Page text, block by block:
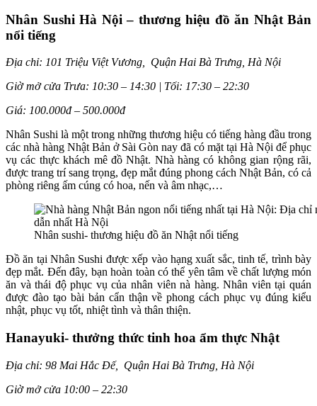
Nhân Sushi Hà Nội – thương hiệu đồ ăn Nhật Bản
nổi tiếng
Địa chỉ: 101 Triệu Việt Vương, Quận Hai Bà Trưng, Hà Nội
Giờ mở cửa Trưa: 10:30 – 14:30 | Tối: 17:30 – 22:30
Giá: 100.000đ – 500.000đ
Nhân Sushi là một trong những thương hiệu có tiếng hàng đầu trong
các nhà hàng Nhật Bản ở Sài Gòn nay đã có mặt tại Hà Nội để phục
vụ các thực khách mê đồ Nhật. Nhà hàng có không gian rộng rãi,
được trang trí sang trọng, đẹp mắt đúng phong cách Nhật Bản, có cả
phòng riêng ấm cúng có hoa, nến và âm nhạc,…
Nhân sushi- thương hiệu đồ ăn Nhật nổi tiếng
Đồ ăn tại Nhân Sushi được xếp vào hạng xuất sắc, tinh tế, trình bày
đẹp mắt. Đến đây, bạn hoàn toàn có thể yên tâm về chất lượng món
ăn và thái độ phục vụ của nhân viên nà hàng. Nhân viên tại quán
được đào tạo bài bản cẩn thận về phong cách phục vụ đúng kiểu
nhật, phục vụ tốt, nhiệt tình và thân thiện.
Hanayuki- thưởng thức tinh hoa ẩm thực Nhật
Địa chỉ: 98 Mai Hắc Đế, Quận Hai Bà Trưng, Hà Nội
Giờ mở cửa 10:00 – 22:30